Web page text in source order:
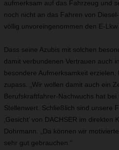
aufmerksam auf das Fahrzeug und
noch nicht an das Fahren von
völlig unvoreingenommen den E-
Dass seine Azubis mit solchen
damit verbundenen Vertrauen auch
besondere Aufmerksamkeit erzielen,
zupass. „Wir wollen damit auch ein
Berufskraftfahrer-Nachwuchs hat
Stellenwert. Schließlich sind unsere
‚Gesicht’ von DACHSER im
Dohrmann. „Da können wir
sehr gut gebrauchen.“